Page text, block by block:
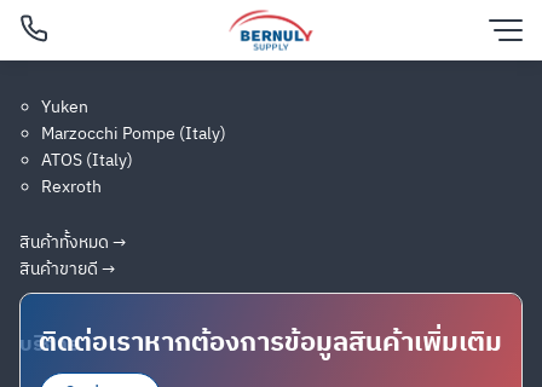
Skip
ค้นหาสินค้าทั้งหมด
ค้นหาสินค้าอุปกรณ์ไฮดรอลิคและนิวเมติกกว่า 300 ชิ้น จาก 30
แบรนด์ดังทั่วโลก
ติดต่อเราหากต้องการข้อมูลสินค้าเพิ่มเติม
แบรนด์สินค้ายอดนิยม
Yuken
Marzocchi Pompe (Italy)
ATOS (Italy)
Rexroth
สินค้าทั้งหมด →
สินค้าขายดี →
บริการ